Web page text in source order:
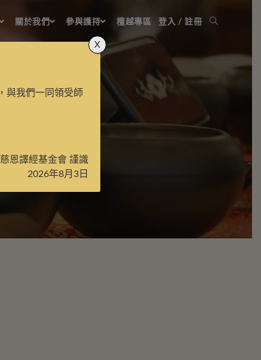
關於我們 參與護持 檀越專區 登入 / 註冊
與我們一同領受師
恩譯經基金會 謹識
2026年8月3日
X